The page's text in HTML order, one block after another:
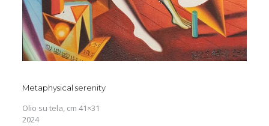
Metaphysical serenity
Olio su tela, cm 41×31
2024